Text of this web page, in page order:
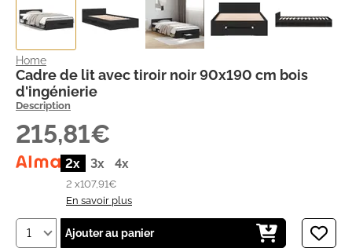
Home
Cadre de lit avec tiroir noir 90x190 cm bois
d'ingénierie
Description
215,81€
2x 3x 4x
2 x107,91€
En savoir plus
Ajouter au panier